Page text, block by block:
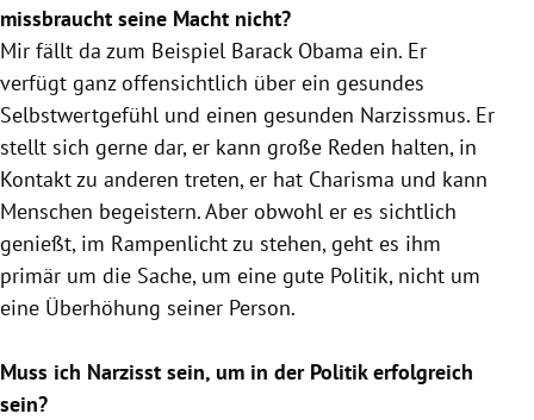
missbraucht seine Macht nicht?
Mir fällt da zum Beispiel Barack Obama ein. Er
verfügt ganz offensichtlich über ein gesundes
Selbstwertgefühl und einen gesunden Narzissmus. Er
stellt sich gerne dar, er kann große Reden halten, in
Kontakt zu anderen treten, er hat Charisma und kann
Menschen begeistern. Aber obwohl er es sichtlich
genießt, im Rampenlicht zu stehen, geht es ihm
primär um die Sache, um eine gute Politik, nicht um
eine Überhöhung seiner Person.
Muss ich Narzisst sein, um in der Politik erfolgreich
sein?